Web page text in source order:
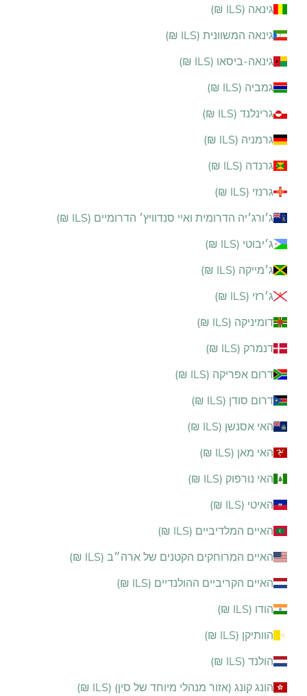
גינאה (ILS ₪)
גינאה המשוונית (ILS ₪)
גינאה-ביסאו (ILS ₪)
גמביה (ILS ₪)
גרינלנד (ILS ₪)
גרמניה (ILS ₪)
גרנדה (ILS ₪)
גרנזי (ILS ₪)
ג׳ורג׳יה הדרומית ואיי סנדוויץ׳ הדרומיים (ILS ₪)
ג׳יבוטי (ILS ₪)
ג׳מייקה (ILS ₪)
ג׳רזי (ILS ₪)
דומיניקה (ILS ₪)
דנמרק (ILS ₪)
דרום אפריקה (ILS ₪)
דרום סודן (ILS ₪)
האי אסנשן (ILS ₪)
האי מאן (ILS ₪)
האי נורפוק (ILS ₪)
האיטי (ILS ₪)
האיים המלדיביים (ILS ₪)
האיים המרוחקים הקטנים של ארה״ב (ILS ₪)
האיים הקריביים ההולנדיים (ILS ₪)
הודו (ILS ₪)
הוותיקן (ILS ₪)
הולנד (ILS ₪)
הונג קונג (אזור מנהלי מיוחד של סין) (ILS ₪)